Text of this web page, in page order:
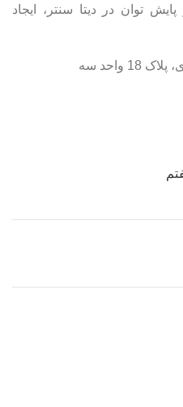
توان در دیتا سنتر، ایجاد
واحد سه